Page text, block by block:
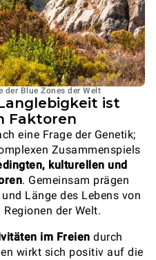
der Blue Zones der Welt
ist
Faktoren
eine Frage der Genetik;
Zusammenspiels
kulturellen und
. Gemeinsam prägen
Länge des Lebens von
der Welt.
im Freien durch
wirkt sich positiv auf die